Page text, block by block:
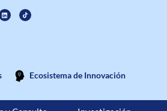
Ecosistema de Innovación